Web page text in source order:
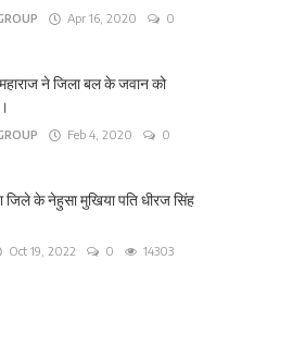
विद्यालय के पास बीच सड़क पर
Apr 16, 2020
0
ने जिला बल के जवान को
Feb 4, 2020
0
जिले के नेहुसा मुखिया पति धीरज सिंह
Oct 19, 2022 0 14303